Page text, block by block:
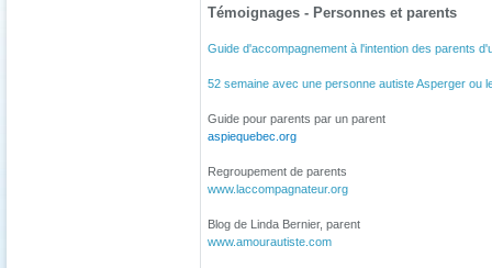
Témoignages - Personnes et parents
Guide d'accompagnement à l'intention des parents
52 semaine avec une personne autiste Asperger ou
Guide pour parents par un parent
aspiequebec.org
Regroupement de parents
www.laccompagnateur.org
Blog de Linda Bernier, parent
www.amourautiste.com